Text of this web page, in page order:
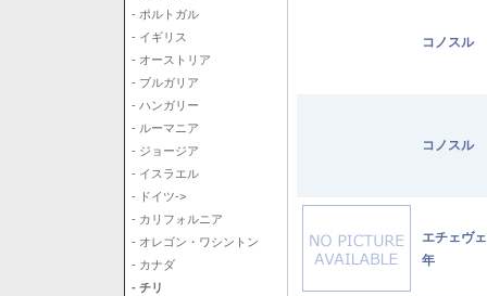
- ポルトガル
- イギリス
- オーストリア
- ブルガリア
- ハンガリー
- ルーマニア
- ジョージア
- イスラエル
- ドイツ->
- カリフォルニア
- オレゴン・ワシントン
- カナダ
- チリ
コノスル
コノスル
エチェヴ
年